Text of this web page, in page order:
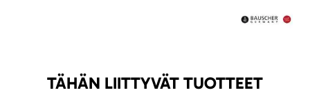
TÄHÄN LIITTYVÄT TUOTTEET